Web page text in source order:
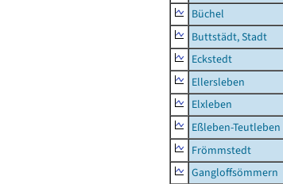
Büchel
Buttstädt, Stadt
Eckstedt
Ellersleben
Elxleben
Eßleben-Teutleben
Frömmstedt
Gangloffsömmern